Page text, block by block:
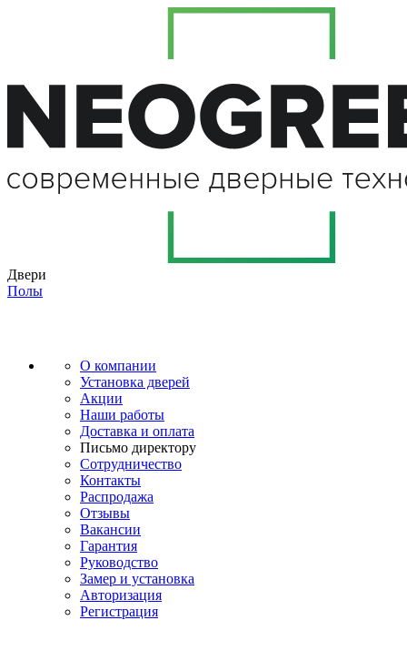
Двери
Полы
О компании
Установка дверей
Акции
Наши работы
Доставка и оплата
Письмо директору
Сотрудничество
Контакты
Распродажа
Отзывы
Вакансии
Гарантия
Руководство
Замер и установка
Авторизация
Регистрация